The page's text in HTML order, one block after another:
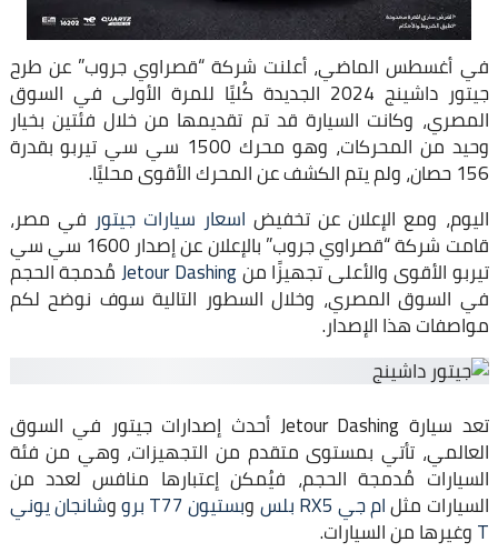
في أغسطس الماضي، أعلنت شركة “قصراوي جروب” عن طرح
جيتور داشينج 2024 الجديدة كُليًا للمرة الأولى في السوق
المصري، وكانت السيارة قد تم تقديمها من خلال فئتين بخيار
وحيد من المحركات، وهو محرك 1500 سي سي تيربو بقدرة
156 حصان، ولم يتم الكشف عن المحرك الأقوى محليًا.
اليوم، ومع الإعلان عن تخفيض اسعار سيارات جيتور في مصر،
قامت شركة “قصراوي جروب” بالإعلان عن إصدار 1600 سي سي
تيربو الأقوى والأعلى تجهيزًا منJetour Dashingمُدمجة الحجم
في السوق المصري، وخلال السطور التالية سوف نوضح لكم
مواصفات هذا الإصدار.
تعد سيارة Jetour Dashing أحدث إصدارات جيتور في السوق
العالمي، تأتي بمستوى متقدم من التجهيزات، وهي من فئة
السيارات مُدمجة الحجم، فيُمكن إعتبارها منافس لعدد من
السيارات مثلام جي RX5 بلس وبستيون T77 برو وشانجان يوني
Tوغيرها من السيارات.